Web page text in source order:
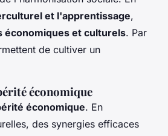
et l'apprentissage,
économiques et culturels. Par
de cultiver un
économique
économique. En
des synergies efficaces